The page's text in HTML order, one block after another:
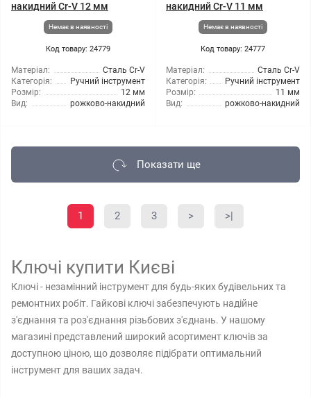
накидний Cr-V 12 мм
Немає в наявності
Код товару: 24779
Матеріал:
Сталь Cr-V
Категорія:
Ручний інструмент
Розмір:
12 мм
Вид:
рожково-накидний
накидний Cr-V 11 мм
Немає в наявності
Код товару: 24777
Матеріал:
Сталь Cr-V
Категорія:
Ручний інструмент
Розмір:
11 мм
Вид:
рожково-накидний
Показати ще
1 2 3 > >|
Ключі купити Києві
Ключі - незамінний інструмент для будь-яких будівельних та
ремонтних робіт. Гайкові ключі забезпечують надійне
з'єднання та роз'єднання різьбових з'єднань. У нашому
магазині представлений широкий асортимент ключів за
доступною ціною, що дозволяє підібрати оптимальний
інструмент для ваших задач.